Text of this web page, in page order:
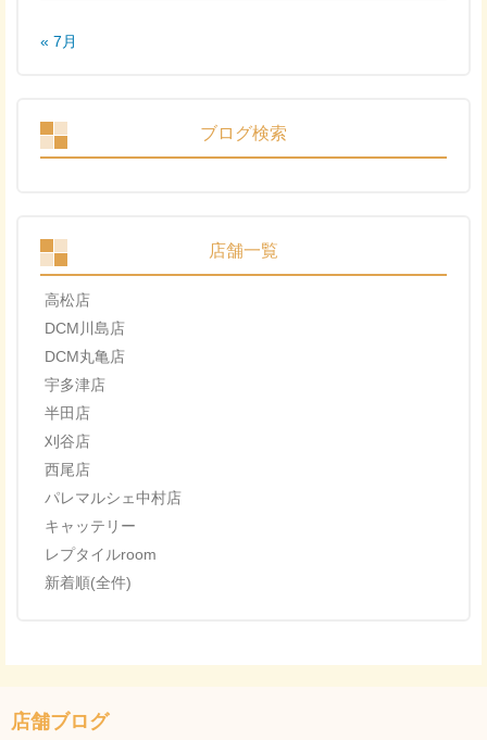
« 7月
ブログ検索
店舗一覧
高松店
DCM川島店
DCM丸亀店
宇多津店
半田店
刈谷店
西尾店
パレマルシェ中村店
キャッテリー
レプタイルroom
新着順(全件)
店舗ブログ